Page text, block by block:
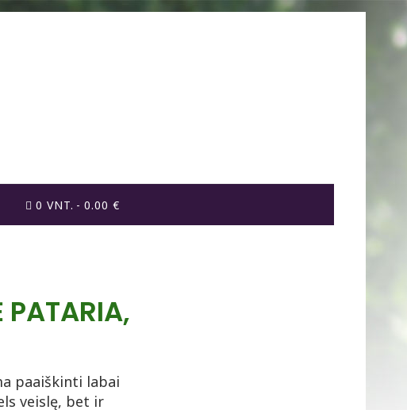
0 VNT. 0.00 €
PATARIA,
paaiškinti labai
veislę, bet ir